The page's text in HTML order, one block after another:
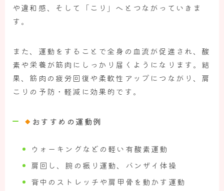
や違和感、そして「こり」へとつながっていきま
す。
また、運動をすることで全身の血流が促進され、酸
素や栄養が筋肉にしっかり届くようになります。結
果、筋肉の疲労回復や柔軟性アップにつながり、肩
こりの予防・軽減に効果的です。
おすすめの運動例
ウォーキングなどの軽い有酸素運動
肩回し、腕の振り運動、バンザイ体操
背中のストレッチや肩甲骨を動かす運動